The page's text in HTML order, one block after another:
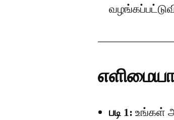
படி 1: உங்கள்